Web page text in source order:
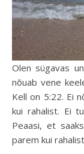
Olen sügavas
nõuab vene
Kell on 5:22. Ei
kui rahalist. Ei
Peaasi, et
parem kui